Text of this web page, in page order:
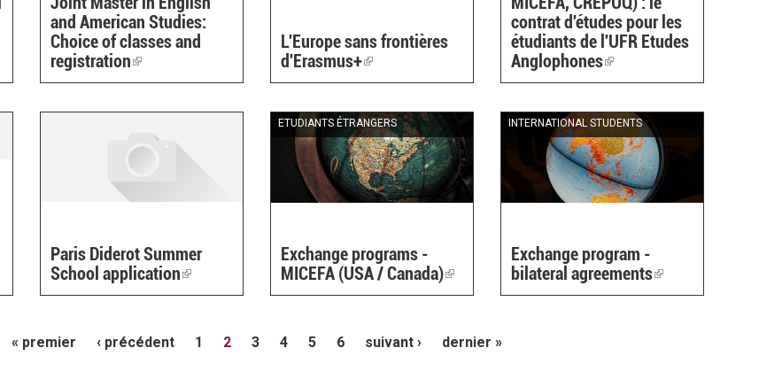
and American Studies:
Choice of classes and
registration(link
is
L'Europe sans frontières
d'Erasmus+(link
is
contrat d'études pour les
étudiants de l'UFR Etudes
Anglophones(link
is
Paris Diderot Summer
School application(link
is
ETUDIANTS ÉTRANGERS
Exchange programs -
MICEFA (USA / Canada)(link
is
INTERNATIONAL STUDENTS
Exchange program -
bilateral agreements(link
is
« premier ‹ précédent 1 2 3 4 5 6 suivant › dernier »